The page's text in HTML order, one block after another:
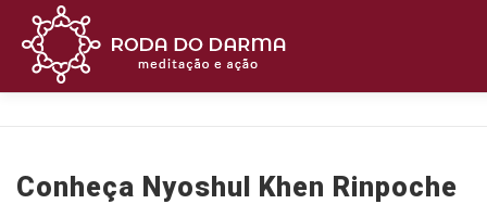
Pular
para
Conheça Nyoshul Khen Rinpoche